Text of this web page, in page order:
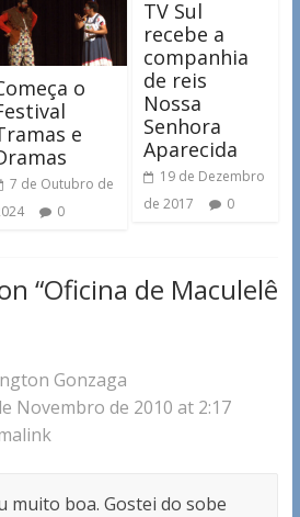
o
e
7 de Outubro de
0
TV Sul
recebe a
companhia
de reis
Nossa
Senhora
Aparecida
19 de Dezembro
de 2017
0
“Oficina de Maculelê
Gonzaga
Novembro de 2010 at 2:17
muito boa. Gostei do sobe